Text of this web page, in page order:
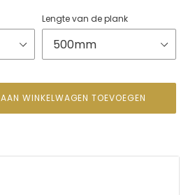
Lengte van de plank
AAN WINKELWAGEN TOEVOEGEN